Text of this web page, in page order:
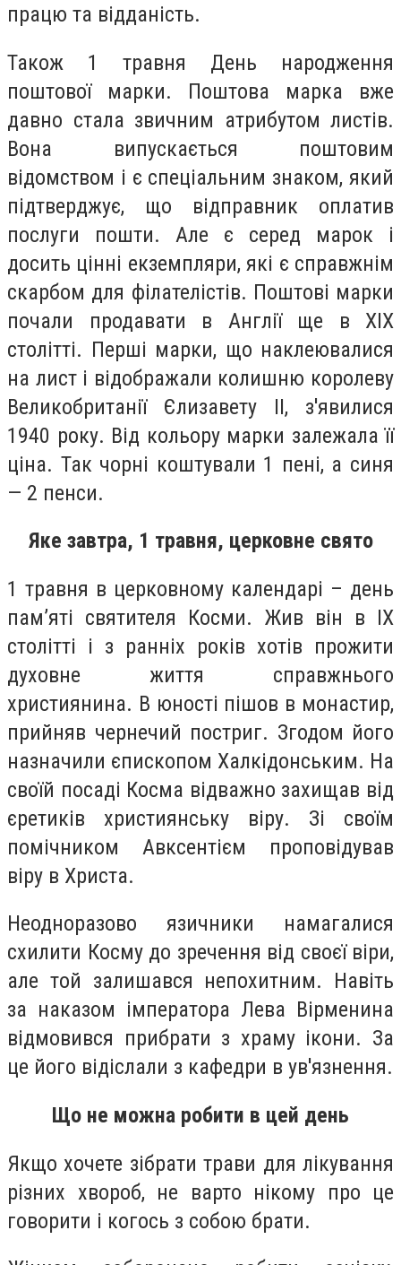
працю та відданість.
Також 1 травня День народження
поштової марки. Поштова марка вже
давно стала звичним атрибутом листів.
Вона випускається поштовим
відомством і є спеціальним знаком, який
підтверджує, що відправник оплатив
послуги пошти. Але є серед марок і
досить цінні екземпляри, які є справжнім
скарбом для філателістів. Поштові марки
почали продавати в Англії ще в XIX
столітті. Перші марки, що наклеювалися
на лист і відображали колишню королеву
Великобританії Єлизавету II, з'явилися
1940 року. Від кольору марки залежала її
ціна. Так чорні коштували 1 пені, а синя
— 2 пенси.
Яке завтра, 1 травня, церковне свято
1 травня в церковному календарі – день
пам’яті святителя Косми. Жив він в IX
столітті і з ранніх років хотів прожити
духовне життя справжнього
християнина. В юності пішов в монастир,
прийняв чернечий постриг. Згодом його
назначили єпископом Халкідонським. На
своїй посаді Косма відважно захищав від
єретиків християнську віру. Зі своїм
помічником Авксентієм проповідував
віру в Христа.
Неодноразово язичники намагалися
схилити Косму до зречення від своєї віри,
але той залишався непохитним. Навіть
за наказом імператора Лева Вірменина
відмовився прибрати з храму ікони. За
це його відіслали з кафедри в ув'язнення.
Що не можна робити в цей день
Якщо хочете зібрати трави для лікування
різних хвороб, не варто нікому про це
говорити і когось з собою брати.